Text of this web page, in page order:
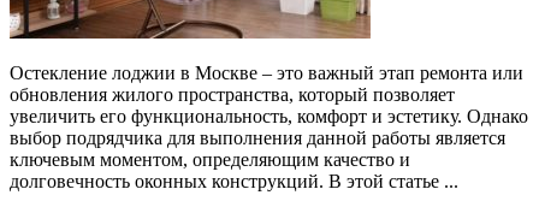
Остекление лоджии в Москве – это важный этап ремонта или
обновления жилого пространства, который позволяет
увеличить его функциональность, комфорт и эстетику. Однако
выбор подрядчика для выполнения данной работы является
ключевым моментом, определяющим качество и
долговечность оконных конструкций. В этой статье ...